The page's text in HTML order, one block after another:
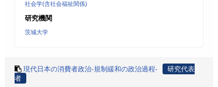
社会学(含社会福祉関係)
研究機関
茨城大学
現代日本の消費者政治-規制緩和の政治過程-
研究代表
者